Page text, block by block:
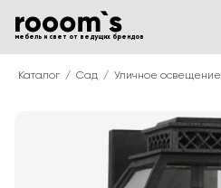
мебель и свет от ведущих брендов
Каталог Сад Уличное освещение